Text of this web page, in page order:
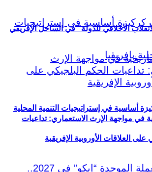
أساسية في إستراتيجيات التنمية المحلية
الأخلاقي للدولة” في الساحل الإفريقي
في مواجهة الإرث الاستعماري: تداعيات
على العلاقات الأوروبية الإفريقية